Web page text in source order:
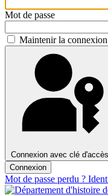
Mot de passe
Maintenir la connexion
Connexion avec clé d'accès
Connexion
Mot de passe perdu ?